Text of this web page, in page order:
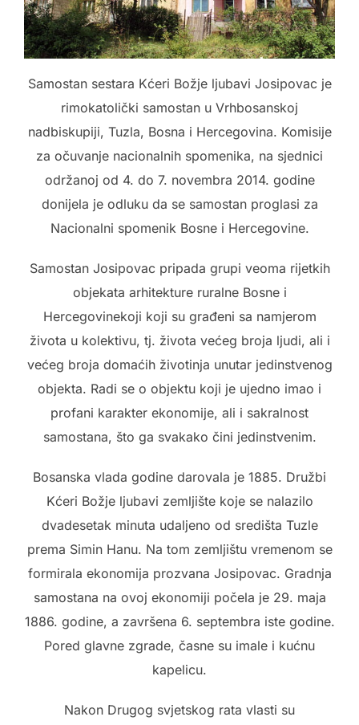
Samostan sestara Kćeri Božje ljubavi Josipovac je
rimokatolički samostan u Vrhbosanskoj
nadbiskupiji, Tuzla, Bosna i Hercegovina. Komisije
za očuvanje nacionalnih spomenika, na sjednici
održanoj od 4. do 7. novembra 2014. godine
donijela je odluku da se samostan proglasi za
Nacionalni spomenik Bosne i Hercegovine.
Samostan Josipovac pripada grupi veoma rijetkih
objekata arhitekture ruralne Bosne i
Hercegovinekoji koji su građeni sa namjerom
života u kolektivu, tj. života većeg broja ljudi, ali i
većeg broja domaćih životinja unutar jedinstvenog
objekta. Radi se o objektu koji je ujedno imao i
profani karakter ekonomije, ali i sakralnost
samostana, što ga svakako čini jedinstvenim.
Bosanska vlada godine darovala je 1885. Družbi
Kćeri Božje ljubavi zemljište koje se nalazilo
dvadesetak minuta udaljeno od središta Tuzle
prema Simin Hanu. Na tom zemljištu vremenom se
formirala ekonomija prozvana Josipovac. Gradnja
samostana na ovoj ekonomiji počela je 29. maja
1886. godine, a završena 6. septembra iste godine.
Pored glavne zgrade, časne su imale i kućnu
kapelicu.
Nakon Drugog svjetskog rata vlasti su